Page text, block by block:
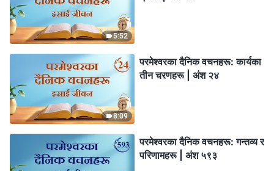
5:52
8:09
परमेश्‍वरका दैनिक वचनहरू: कार्यका
तीन चरणहरू | अंश २४
परमेश्‍वरका दैनिक वचनहरू: गन्तव्य र
परिणामहरू | अंश ५९३